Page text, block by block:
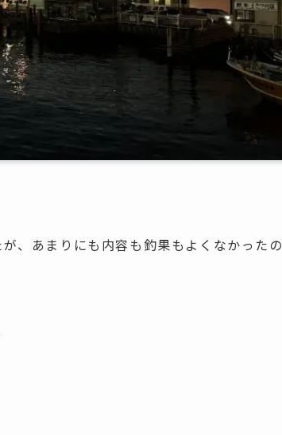
、あまりにも内容も釣果もよくなかったの